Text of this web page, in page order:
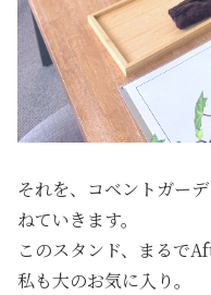
それを、コベントガー
ねていきます。
このスタンド、まるで
私も大のお気に入り。